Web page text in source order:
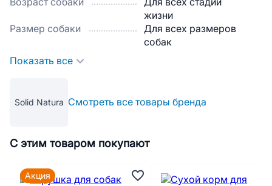
Возраст собаки
Для всех стадий
жизни
Размер собаки
Для всех размеров
собак
Показать все
Solid Natura Смотреть все товары бренда
С этим товаром покупают
Акция